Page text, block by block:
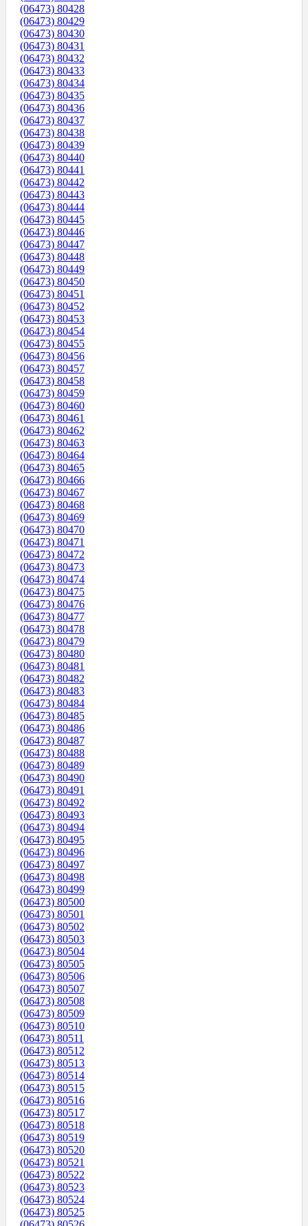
(06473) 80428
(06473) 80429
(06473) 80430
(06473) 80431
(06473) 80432
(06473) 80433
(06473) 80434
(06473) 80435
(06473) 80436
(06473) 80437
(06473) 80438
(06473) 80439
(06473) 80440
(06473) 80441
(06473) 80442
(06473) 80443
(06473) 80444
(06473) 80445
(06473) 80446
(06473) 80447
(06473) 80448
(06473) 80449
(06473) 80450
(06473) 80451
(06473) 80452
(06473) 80453
(06473) 80454
(06473) 80455
(06473) 80456
(06473) 80457
(06473) 80458
(06473) 80459
(06473) 80460
(06473) 80461
(06473) 80462
(06473) 80463
(06473) 80464
(06473) 80465
(06473) 80466
(06473) 80467
(06473) 80468
(06473) 80469
(06473) 80470
(06473) 80471
(06473) 80472
(06473) 80473
(06473) 80474
(06473) 80475
(06473) 80476
(06473) 80477
(06473) 80478
(06473) 80479
(06473) 80480
(06473) 80481
(06473) 80482
(06473) 80483
(06473) 80484
(06473) 80485
(06473) 80486
(06473) 80487
(06473) 80488
(06473) 80489
(06473) 80490
(06473) 80491
(06473) 80492
(06473) 80493
(06473) 80494
(06473) 80495
(06473) 80496
(06473) 80497
(06473) 80498
(06473) 80499
(06473) 80500
(06473) 80501
(06473) 80502
(06473) 80503
(06473) 80504
(06473) 80505
(06473) 80506
(06473) 80507
(06473) 80508
(06473) 80509
(06473) 80510
(06473) 80511
(06473) 80512
(06473) 80513
(06473) 80514
(06473) 80515
(06473) 80516
(06473) 80517
(06473) 80518
(06473) 80519
(06473) 80520
(06473) 80521
(06473) 80522
(06473) 80523
(06473) 80524
(06473) 80525